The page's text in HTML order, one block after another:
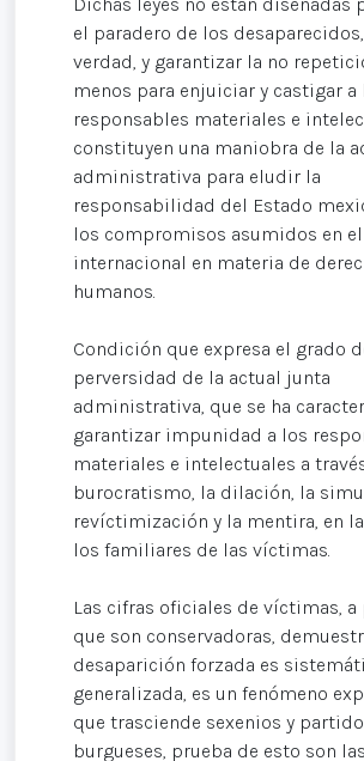
el paradero de los
verdad, y garantizar la no
menos para enjuiciar y castigar a
responsables materiales e
constituyen una maniobra de la
administrativa para eludir la
responsabilidad del Estado
los compromisos asumidos en
internacional en materia de
humanos.
Condición que expresa el grado
perversidad de la actual junta
administrativa, que se ha
garantizar impunidad a los
materiales e intelectuales a
burocratismo, la dilación, la
revíctimización y la mentira, en
los familiares de las víctimas.
Las cifras oficiales de víctimas, a
que son conservadoras,
desaparición forzada es
generalizada, es un fenómeno
que trasciende sexenios y
burgueses, prueba de esto son